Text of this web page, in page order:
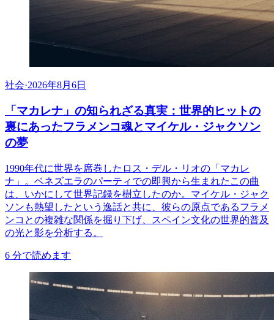
社会·2026年8月6日
「マカレナ」の知られざる真実：世界的ヒットの
裏にあったフラメンコ魂とマイケル・ジャクソン
の夢
1990年代に世界を席巻したロス・デル・リオの「マカレ
ナ」。ベネズエラのパーティでの即興から生まれたこの曲
は、いかにして世界記録を樹立したのか。マイケル・ジャク
ソンも熱望したという逸話と共に、彼らの原点であるフラメ
ンコとの複雑な関係を掘り下げ、スペイン文化の世界的普及
の光と影を分析する。
6 分で読めます